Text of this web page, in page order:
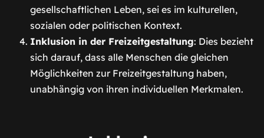
gesellschaftlichen Leben, sei es im kulturellen,
sozialen oder politischen Kontext.
Inklusion in der Freizeitgestaltung: Dies bezieht
sich darauf, dass alle Menschen die gleichen
Möglichkeiten zur Freizeitgestaltung haben,
unabhängig von ihren individuellen Merkmalen.